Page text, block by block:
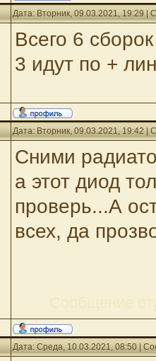
Дата: Вторник, 09.03.2021, 19:29 |
Всего 6
3 идут по +
Дата: Вторник, 09.03.2021, 19:42 |
Сними
а этот диод
проверь...А
всех, да
Дата: Среда, 10.03.2021, 08:50 |